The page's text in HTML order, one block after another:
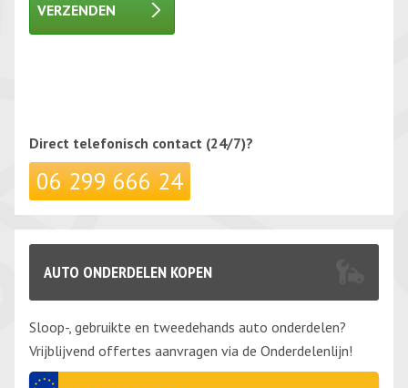
VERZENDEN
Direct telefonisch contact (24/7)?
06 299 666 24
AUTO ONDERDELEN KOPEN
Sloop-, gebruikte en tweedehands auto onderdelen?
Vrijblijvend offertes aanvragen via de Onderdelenlijn!